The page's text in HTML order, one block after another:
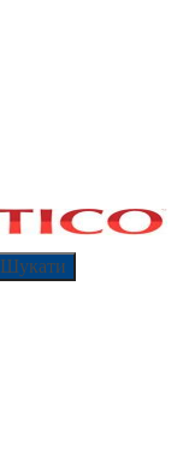
Шукати
Шукати